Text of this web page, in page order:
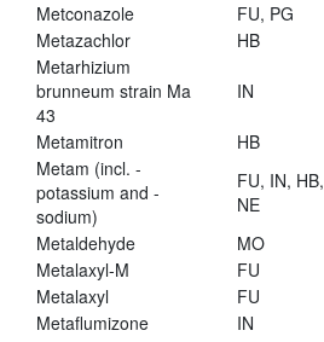
Metconazole
FU, PG
Metazachlor
HB
Metarhizium
brunneum strain Ma
43
IN
Metamitron HB
Metam (incl. -
potassium and -
sodium)
FU, IN, HB,
NE
Metaldehyde MO
Metalaxyl-M
FU
Metalaxyl
FU
Metaflumizone
IN